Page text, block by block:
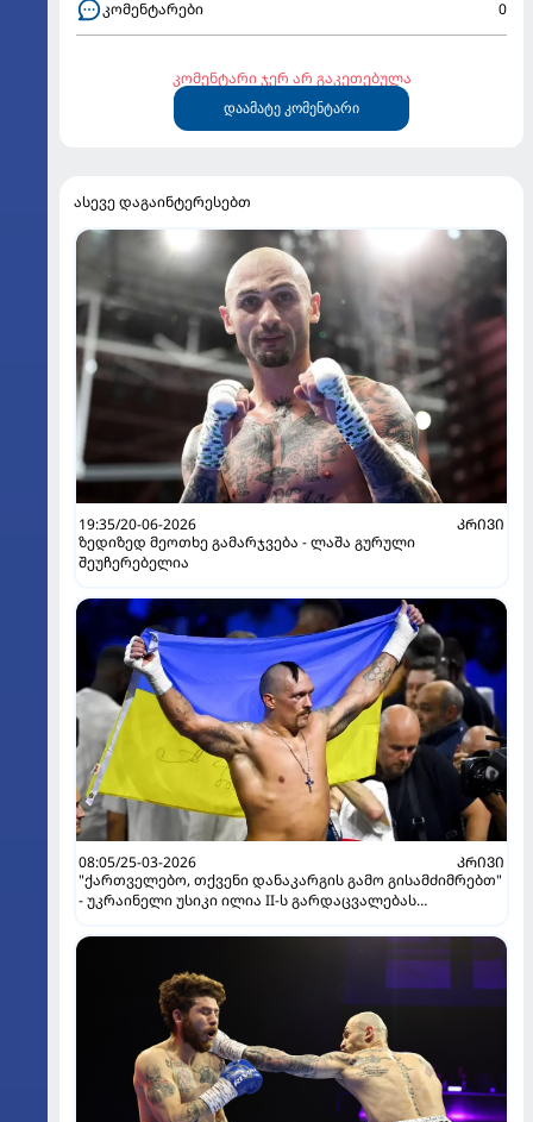
კომენტარები 0
კომენტარი ჯერ არ გაკეთებულა
დაამატე კომენტარი
ასევე დაგაინტერესებთ
19:35/20-06-2026
ᲙᲠᲘᲕᲘ
ზედიზედ მეოთხე გამარჯვება - ლაშა გურული
შეუჩერებელია
08:05/25-03-2026
ᲙᲠᲘᲕᲘ
"ქართველებო, თქვენი დანაკარგის გამო გისამძიმრებთ"
- უკრაინელი უსიკი ილია II-ს გარდაცვალებას